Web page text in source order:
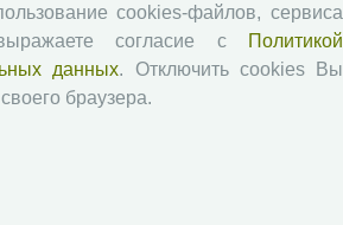
договор
cookies-файлов, сервиса
согласие с
Политикой
данных. Отключить cookies Вы
браузера.